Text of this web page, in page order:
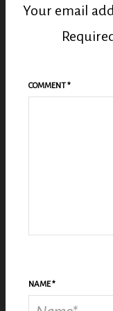
Your email
COMMENT*
NAME*